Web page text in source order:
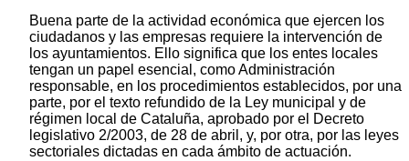
Buena parte de la actividad económica que ejercen los
ciudadanos y las empresas requiere la intervención de
los ayuntamientos. Ello significa que los entes locales
tengan un papel esencial, como Administración
responsable, en los procedimientos establecidos, por una
parte, por el texto refundido de la Ley municipal y de
régimen local de Cataluña, aprobado por el Decreto
legislativo 2/2003, de 28 de abril, y, por otra, por las leyes
sectoriales dictadas en cada ámbito de actuación.